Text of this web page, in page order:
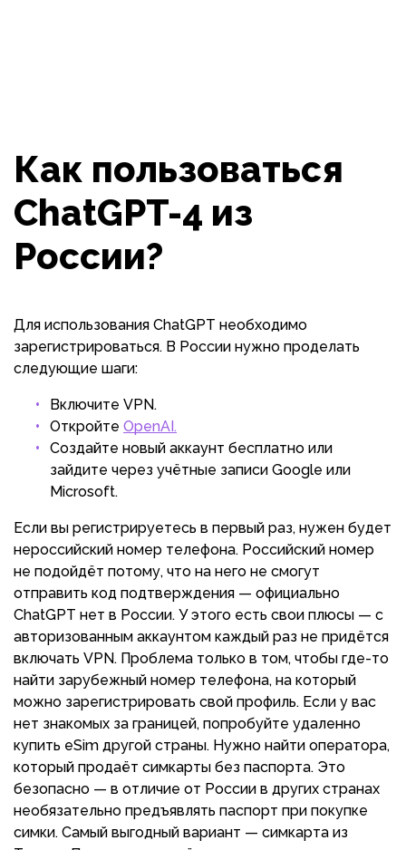
Как пользоваться
ChatGPT-4 из
России?
Для использования ChatGPT необходимо
зарегистрироваться. В России нужно проделать
следующие шаги:
Включите VPN.
Откройте OpenAI.
Создайте новый аккаунт бесплатно или
зайдите через учётные записи Google или
Microsoft.
Если вы регистрируетесь в первый раз, нужен будет
нероссийский номер телефона. Российский номер
не подойдёт потому, что на него не смогут
отправить код подтверждения — официально
ChatGPT нет в России. У этого есть свои плюсы — с
авторизованным аккаунтом каждый раз не придётся
включать VPN. Проблема только в том, чтобы где-то
найти зарубежный номер телефона, на который
можно зарегистрировать свой профиль. Если у вас
нет знакомых за границей, попробуйте удаленно
купить eSim другой страны. Нужно найти оператора,
который продаёт симкарты без паспорта. Это
безопасно — в отличие от России в других странах
необязательно предъявлять паспорт при покупке
симки. Самый выгодный вариант — симкарта из